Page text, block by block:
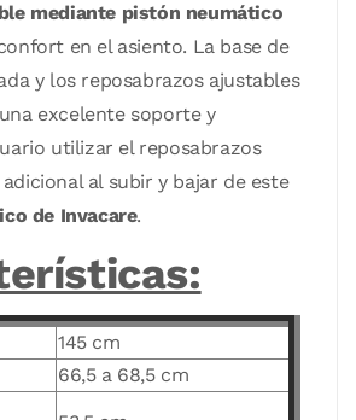
mediante pistón neumático
en el asiento. La base de
y los reposabrazos ajustables
excelente soporte y
utilizar el reposabrazos
al subir y bajar de este
de Invacare.
145 cm
66,5 a 68,5 cm